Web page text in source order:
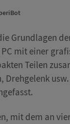
Grundlagen
mit einer
Teilen
mit dem an